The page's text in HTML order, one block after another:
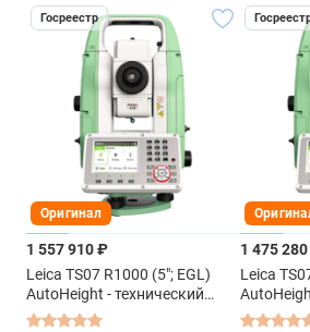
Госреестр
Оригинал
1 557 910 ₽
Leica TS07 R1000 (5"; EGL)
AutoHeight - технический
тахеометр
1 475
Leica